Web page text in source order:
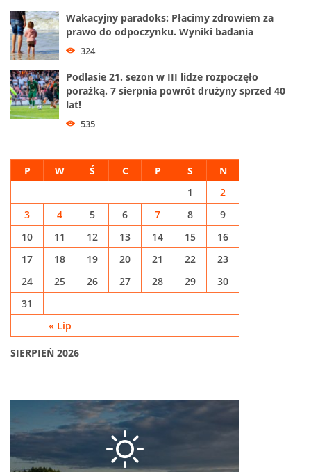
Wakacyjny paradoks: Płacimy zdrowiem za
prawo do odpoczynku. Wyniki badania
324
Podlasie 21. sezon w III lidze rozpoczęło
porażką. 7 sierpnia powrót drużyny sprzed 40
lat!
535
SIERPIEŃ 2026
P W Ś C P S N
« Lip
1
2
3
4 5 6 7 8
9
10
11 12 13 14 15
16
17
18 19 20 21 22
23
24
25 26 27 28 29
30
31